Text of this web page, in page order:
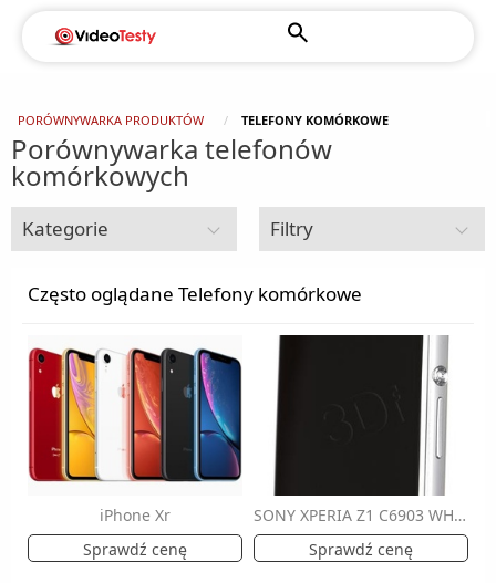
PORÓWNYWARKA PRODUKTÓW TELEFONY KOMÓRKOWE
Porównywarka telefonów
komórkowych
Kategorie Filtry
Akcesoria do telefonów
Banki energii
Etui na telefon
Selfie sticki
Phablety
Smartbandy
Smartwatche
Telefony VoiP
Często oglądane Telefony komórkowe
iPhone Xr
Sprawdź cenę
SONY XPERIA Z1 C6903 WHITE
Sprawdź cenę